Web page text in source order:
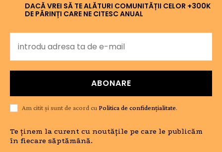
DACĂ VREI SĂ TE ALĂTURI COMUNITĂȚII CELOR +300K
DE PĂRINȚI CARE NE CITESC ANUAL
ABONARE
Am citit și sunt de acord cu Politica de confidențialitate.
Te ținem la curent cu noutățile pe care le publicăm
în fiecare săptămână.